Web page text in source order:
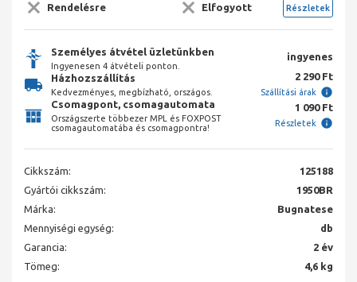
Rendelésre Elfogyott Részletek
Személyes átvétel üzletünkben
Ingyenesen 4 átvételi ponton.
ingyenes
Házhozszállítás
Kedvezményes, megbízható, országos.
2 290 Ft
Szállítási árak
Csomagpont, csomagautomata
Országszerte többezer MPL és FOXPOST
csomagautomatába és csomagpontra!
1 090 Ft
Részletek
Cikkszám:
125188
Gyártói cikkszám:
1950BR
Márka:
Bugnatese
Mennyiségi egység:
db
Garancia:
2 év
Tömeg:
4,6 kg